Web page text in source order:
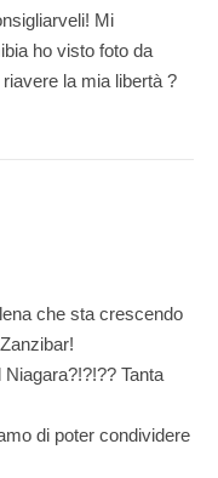
Mi
ho visto foto da
la mia libertà ?
che sta crescendo
Tanta
di poter condividere